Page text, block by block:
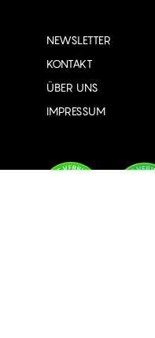
NEWSLETTER
KONTAKT
ÜBER UNS
IMPRESSUM